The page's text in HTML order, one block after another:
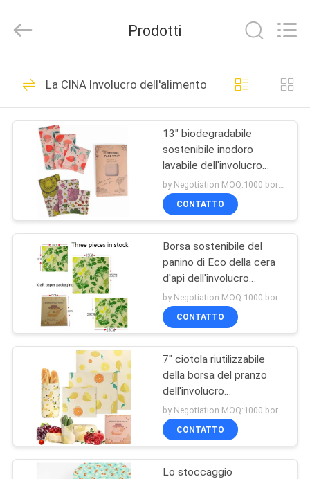
CASA
PRODOTTI
CIRCA
GIRO
DELLA
FABBRICA
CONTROLLO
DI
QUALITÀ
CONTATTICI
RICHIEDA
Biotech
Rights
Developed
Sacchetti filtro di
VCA
101
Sacchetti filtro di
aspirapolvere
88
Sacchi aspiratori di
aspirapolvere
Prodotti
La CINA Involucro dell'alimento della cera d'api di
13" biodegradabile
sostenibile inodoro
lavabile dell'involucro
amichevole della cera
d'api di x14» Eco
by Negotiation MOQ:1000 borsa/borse
CONTATTO
Borsa sostenibile del
panino di Eco della cera
d'api dell'involucro
riutilizzabile residuo zero
dell'alimento
CONTATTO
7" ciotola riutilizzabile
della borsa del pranzo
dell'involucro
dell'alimento della cera
d'api di x8» Eco copre
l'involucro per frutta
CONTATTO
Lo stoccaggio